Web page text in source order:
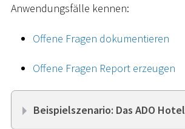
Anwendungsfälle kennen:
Offene Fragen dokumentieren
Offene Fragen Report erzeugen
Beispielszenario: Das ADO Hotel